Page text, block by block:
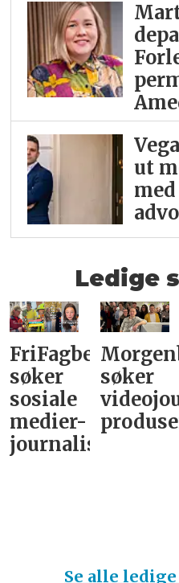
ut
med
Ledige
FriFagbevegelse
søker
sosiale
medier-
journalist
søker
Se alle